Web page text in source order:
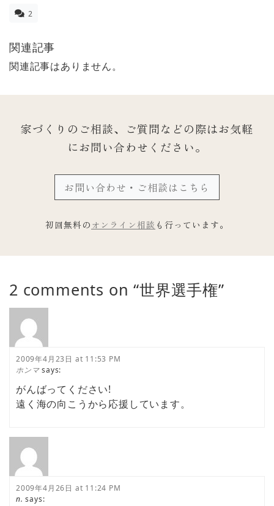
2
関連記事
関連記事はありません。
家づくりのご相談、ご質問などの際はお気軽
にお問い合わせください。
お問い合わせ・ご相談はこちら
初回無料の オンライン相談 も行っています。
2 comments on “世界選手権”
2009年4月23日 at 11:53 PM
ホンマ says:
がんばってください!
遠く海の向こうから応援しています。
2009年4月26日 at 11:24 PM
n. says: